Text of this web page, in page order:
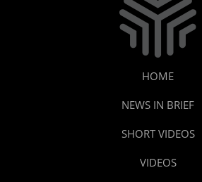
HOME
NEWS IN BRIEF
SHORT VIDEOS
VIDEOS